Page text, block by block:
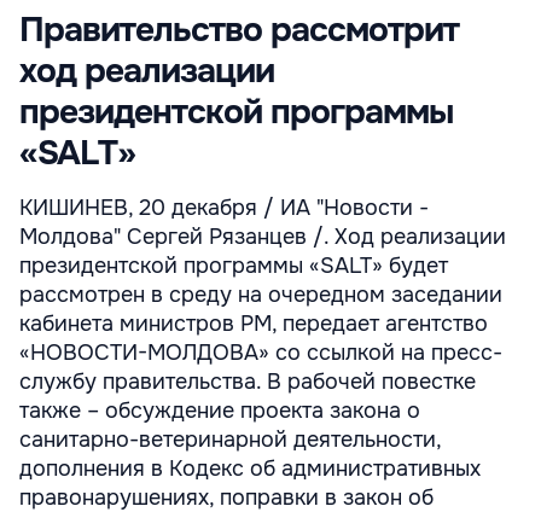
Правительство рассмотрит
ход реализации
президентской программы
«SALT»
КИШИНЕВ, 20 декабря / ИА "Новости -
Молдова" Сергей Рязанцев /. Ход реализации
президентской программы «SALT» будет
рассмотрен в среду на очередном заседании
кабинета министров РМ, передает агентство
«НОВОСТИ-МОЛДОВА» со ссылкой на пресс-
службу правительства. В рабочей повестке
также – обсуждение проекта закона о
санитарно-ветеринарной деятельности,
дополнения в Кодекс об административных
правонарушениях, поправки в закон об